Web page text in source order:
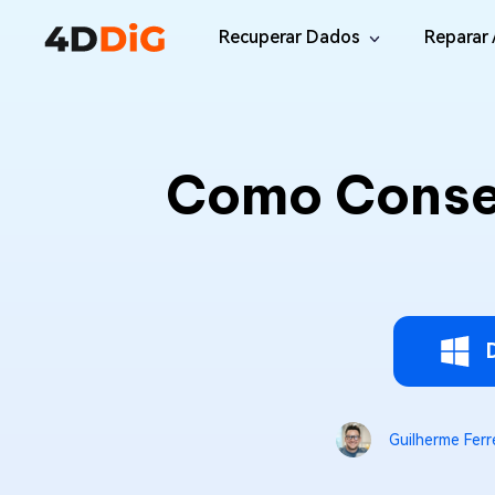
Recuperar Dados
Recuperar Arquivos Apagados de Win
Recuperar Dados Perdidos de iPhone/
Android Recovery
Recuperar Arquivos no Android Sem
Reparar
Corrigir
Online
Como
Guilherme